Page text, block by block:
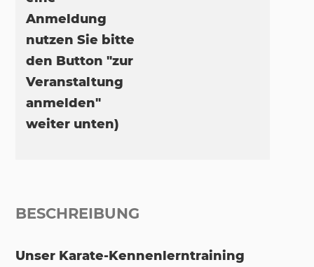
Anmeldung
nutzen Sie bitte
den Button "zur
Veranstaltung
anmelden"
weiter unten)
BESCHREIBUNG
Unser Karate-Kennenlerntraining